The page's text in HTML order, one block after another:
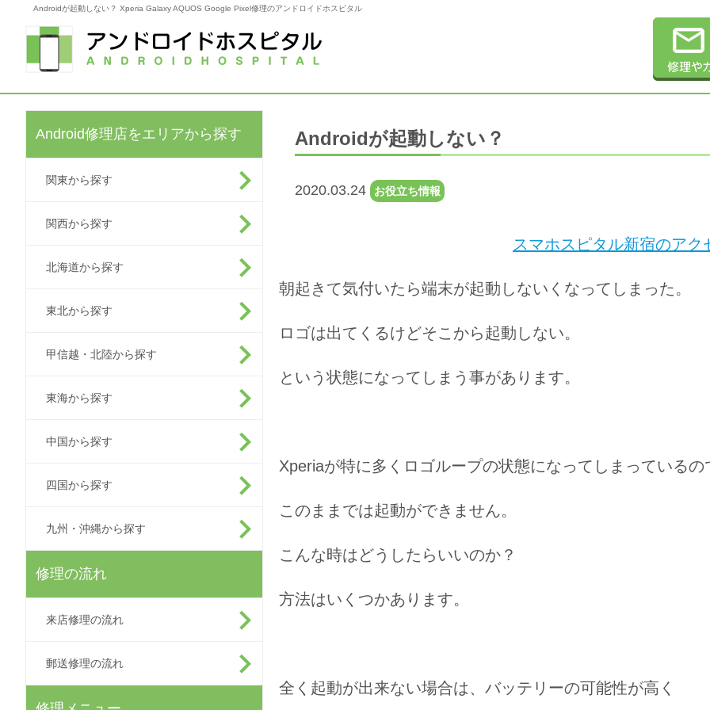
Androidが起動しない？ Xperia Galaxy AQUOS Google Pixel修理のアンドロイドホスピタル
Android修理店をエリアから探す
関東から探す
関西から探す
北海道から探す
東北から探す
甲信越・北陸から探す
東海から探す
中国から探す
四国から探す
九州・沖縄から探す
修理の流れ
来店修理の流れ
郵送修理の流れ
Androidが起動しない？
2020.03.24 お役立ち情報
スマホスピタル新宿のアク
朝起きて気付いたら端末が起動しないくなってしまった。
ロゴは出てくるけどそこから起動しない。
という状態になってしまう事があります。
Xperiaが特に多くロゴループの状態になってしまっているの
このままでは起動ができません。
こんな時はどうしたらいいのか？
方法はいくつかあります。
全く起動が出来ない場合は、バッテリーの可能性が高く